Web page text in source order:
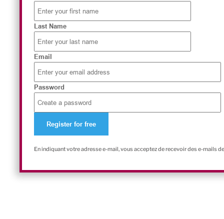
Last Name
Email
Password
En indiquant votre adresse e-mail, vous acceptez de recevoir des e-mails